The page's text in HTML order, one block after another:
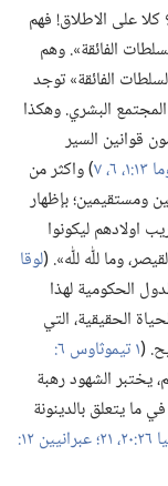
على الاطلاق!‏ فهم
الفائقة».‏ وهم
الفائقة» توجد
البشري.‏ وهكذا
قوانين السير
‏)‏ واكثر من
ومستقيمين؛‏ بإظهار
اولادهم ليكونوا
وما للّٰه للّٰه».‏ (‏لوقا
الحكومية لهذا
الحقيقية،‏ التي
(‏
يختبر الشهود رهبة
ما يتعلق بالدينونة